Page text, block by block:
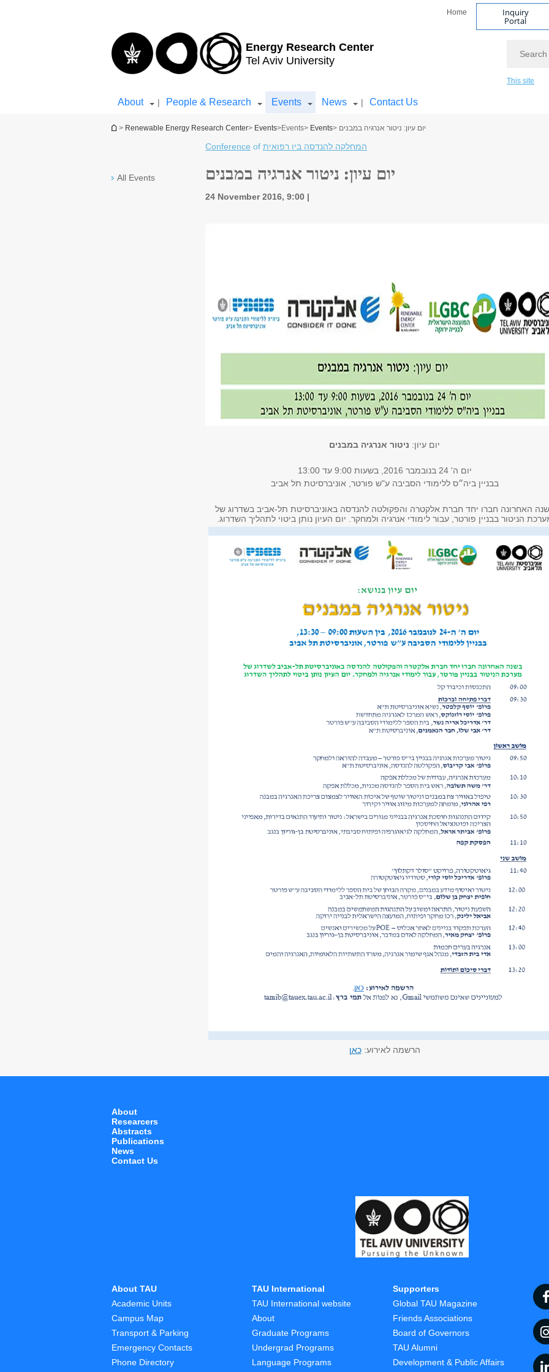
Energy Research Center
Tel Aviv University
Home Inquiry
Portal
This site
About | People & Research Events News | Contact Us
You are here
> Renewable Energy Research Center> Events>Events> Events > יום עיון: ניטור אנרגיה במבנים
All Events
Conference of המחלקה להנדסה ביו רפואית
יום עיון: ניטור אנרגיה במבנים
24 November 2016, 9:00
יום עיון: ניטור אנרגיה במבנים
יום ה' 24 בנובמבר 2016, בשעות 9:00 עד 13:00
בבניין ביה״ס ללימודי הסביבה ע"ש פורטר, אוניברסיטת תל אביב
האחרונה חברו יחד חברת אלקטרה והפקולטה להנדסה באוניברסיטת תל-אביב בשדרוג של
הניטור בבניין פורטר, עבור לימודי אנרגיה ולמחקר. יום העיון נותן ביטוי לתהליך השדרוג.
הרשמה לאירוע:כאן
About
Researcers
Abstracts
Publications
News
Contact Us
About TAU
Academic Units
Campus Map
Transport & Parking
Emergency Contacts
Phone Directory
TAU International
TAU International website
About
Graduate Programs
Undergrad Programs
Language Programs
Supporters
Global TAU Magazine
Friends Associations
Board of Governors
TAU Alumni
Development & Public Affairs